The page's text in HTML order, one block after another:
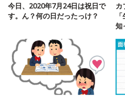
今日、2020年7月24日は祝日で
す。ん？何の日だったっけ？
カ
知